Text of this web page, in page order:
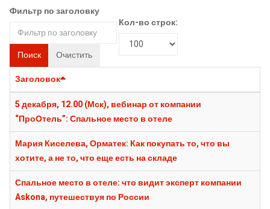
Фильтр по заголовку
Поиск Очистить
Кол-во строк:
Заголовок
5 декабря, 12.00 (Мск), вебинар от компании
“ПроОтель”: Спальное место в отеле
Мария Киселева, Орматек: Как покупать то, что вы
хотите, а не то, что еще есть на складе
Спальное место в отеле: что видит эксперт компании
Askona, путешествуя по России